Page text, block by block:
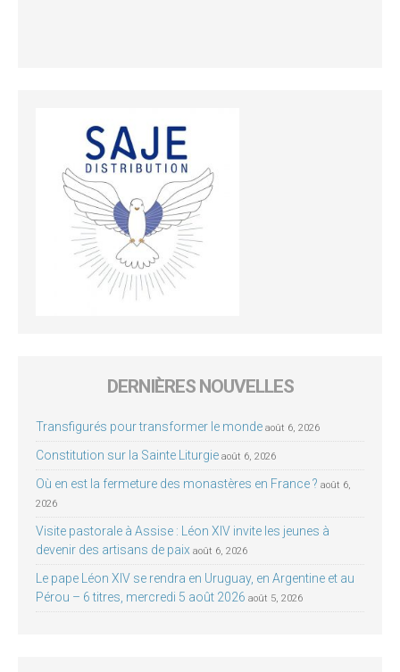
DERNIÈRES NOUVELLES
Transfigurés pour transformer le monde août 6, 2026
Constitution sur la Sainte Liturgie août 6, 2026
Où en est la fermeture des monastères en France ? août 6,
2026
Visite pastorale à Assise : Léon XIV invite les jeunes à
devenir des artisans de paix août 6, 2026
Le pape Léon XIV se rendra en Uruguay, en Argentine et au
Pérou – 6 titres, mercredi 5 août 2026 août 5, 2026